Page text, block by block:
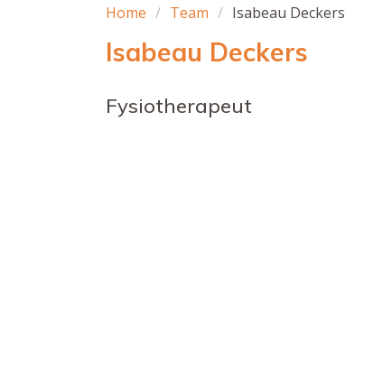
Home Team Isabeau Deckers
Isabeau Deckers
Fysiotherapeut